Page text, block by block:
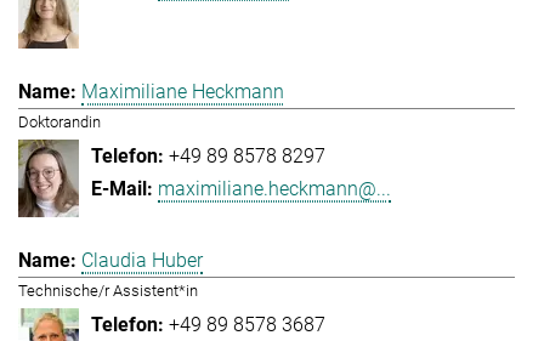
Maximiliane Heckmann
Doktorandin
+49 89 8578 8297
maximiliane.heckmann@...
Claudia Huber
Technische/r Assistent*in
+49 89 8578 3687